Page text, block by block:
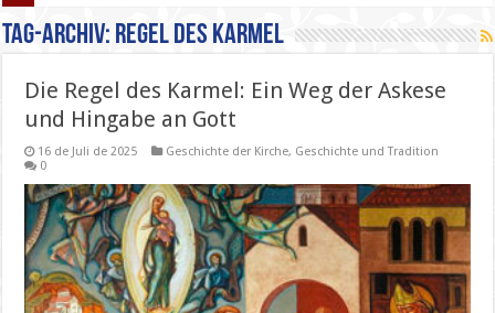
Tag-Archiv: Regel des Karmel
Die Regel des Karmel: Ein Weg der Askese
und Hingabe an Gott
16 de Juli de 2025 Geschichte der Kirche, Geschichte und Tradition
0